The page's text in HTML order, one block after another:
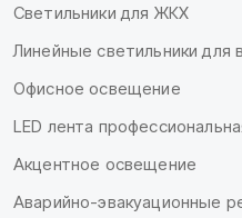
Светильники для ЖКХ
Линейные светильники для
Офисное освещение
LED лента
Акцентное освещение
Аварийно-эвакуационные